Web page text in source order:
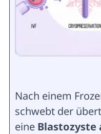
Nach einem
schwebt der
eine Blastozyste